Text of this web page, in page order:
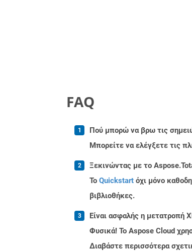
FAQ
Πού μπορώ να βρω τις
Μπορείτε να ελέγξετε τις
Ξεκινώντας με το
Το Quickstart όχι μόνο
βιβλιοθήκες.
Είναι ασφαλής η μετατροπή
Φυσικά! Το Aspose Cloud
Διαβάστε περισσότερα